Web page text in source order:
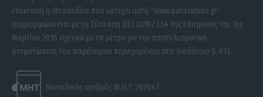
επέκταση η ιστοσελίδα που κατέχει αυτή “www.paraskhnio.gr”
συμμορφώνονται με τη Σύσταση (ΕΕ) 2018/334 της Επιτροπής της 1ης
Μαρτίου 2018 σχετικά με τα μέτρα για την αποτελεσματική
αντιμετώπιση του παράνομου περιεχομένου στο διαδίκτυο (L 63).
Μοναδικός αριθμός Μ.Η.Τ. 262047